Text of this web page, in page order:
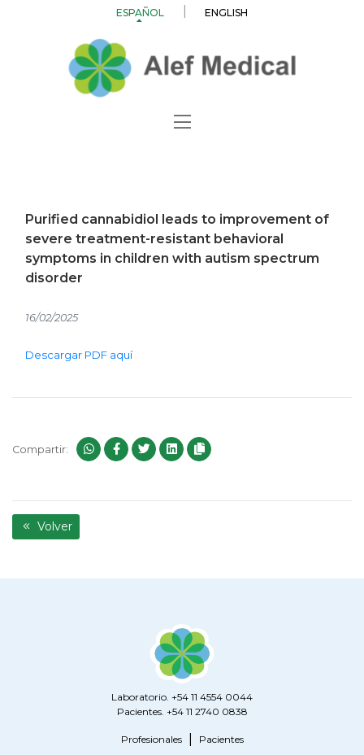
ESPAÑOL ENGLISH
Purified cannabidiol leads to improvement of
severe treatment-resistant behavioral
symptoms in children with autism spectrum
disorder
16/02/2025
Descargar PDF aquí
Compartir:
Volver
Laboratorio. +54 11 4554 0044
Pacientes. +54 11 2740 0838
Profesionales Pacientes